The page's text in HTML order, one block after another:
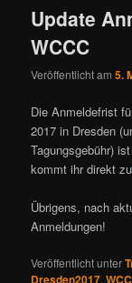
Update
WCCC
Veröffentlicht am5.
Die Anmeldefrist
2017 in Dresden
Tagungsgebühr)
kommt ihr direkt
Übrigens, nach
Anmeldungen!
Veröffentlicht unter
,